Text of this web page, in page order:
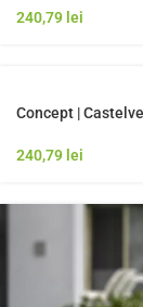
240,79 lei
Concept |
240,79 lei